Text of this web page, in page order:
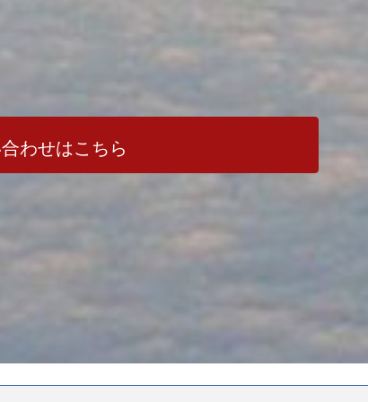
わせはこちら